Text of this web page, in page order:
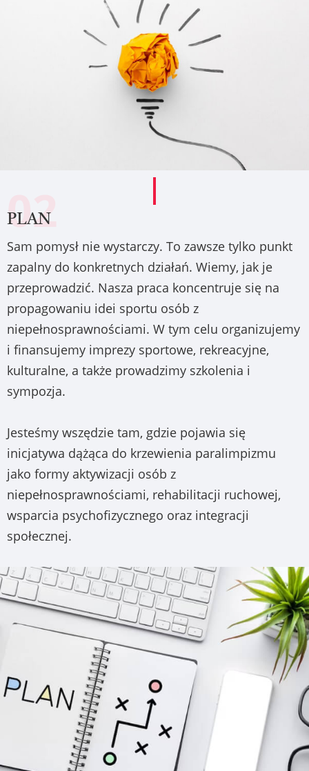
02
PLAN
Sam pomysł nie wystarczy. To zawsze tylko punkt
zapalny do konkretnych działań. Wiemy, jak je
przeprowadzić. Nasza praca koncentruje się na
propagowaniu idei sportu osób z
niepełnosprawnościami. W tym celu organizujemy
i finansujemy imprezy sportowe, rekreacyjne,
kulturalne, a także prowadzimy szkolenia i
sympozja.
Jesteśmy wszędzie tam, gdzie pojawia się
inicjatywa dążąca do krzewienia paralimpizmu
jako formy aktywizacji osób z
niepełnosprawnościami, rehabilitacji ruchowej,
wsparcia psychofizycznego oraz integracji
społecznej.